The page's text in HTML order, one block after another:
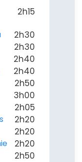
2h15
2h30
2h30
2h40
2h40
2h50
3h00
2h05
2h20
2h20
2h20
2h50